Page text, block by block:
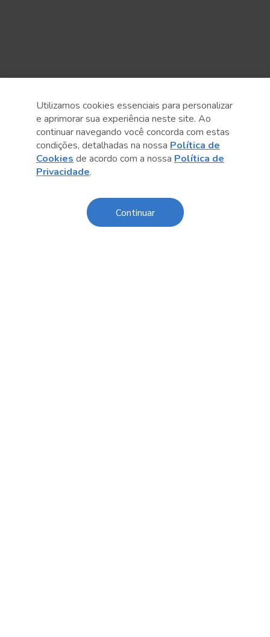
Anterior
Utilizamos cookies essenciais para personalizar
e aprimorar sua experiência neste site. Ao
continuar navegando você concorda com estas
condições, detalhadas na nossa Política de
Cookies de acordo com a nossa Política de
Privacidade.
Continuar